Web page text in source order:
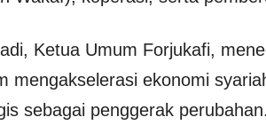
Ketua Umum Forjukafi,
mengakselerasi ekonomi
sebagai penggerak